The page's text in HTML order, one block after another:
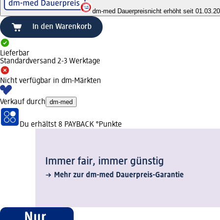
dm-med Dauerpreisnicht erhöht seit
In den Warenkorb
Lieferbar
Standardversand 2-3 Werktage
Nicht verfügbar in dm-Märkten
Verkauf durch dm-med
Du erhältst 8 PAYBACK °Punkte
Immer fair,­ immer günstig
Mehr zur dm-med Dauerpreis-Garantie